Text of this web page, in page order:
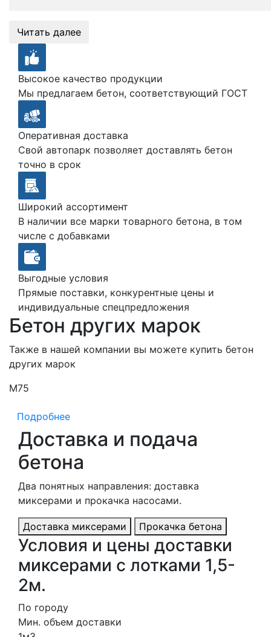
Читать далее
Высокое качество продукции
Мы предлагаем бетон, соответствующий ГОСТ
Оперативная доставка
Свой автопарк позволяет доставлять бетон
точно в срок
Широкий ассортимент
В наличии все марки товарного бетона, в том
числе с добавками
Выгодные условия
Прямые поставки, конкурентные цены и
индивидуальные спецпредложения
Бетон других марок
Также в нашей компании вы можете купить бетон
других марок
М75
Подробнее
Доставка и подача
бетона
Два понятных направления: доставка
миксерами и прокачка насосами.
Доставка миксерами Прокачка бетона
Условия и цены доставки
миксерами с лотками 1,5-
2м.
По городу
Мин. объем доставки